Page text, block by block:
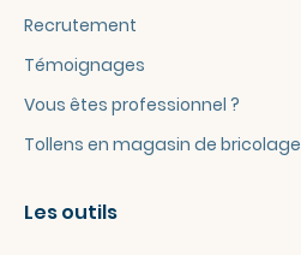
Recrutement
Témoignages
Vous êtes professionnel ?
Tollens en magasin de bricolage
Les outils